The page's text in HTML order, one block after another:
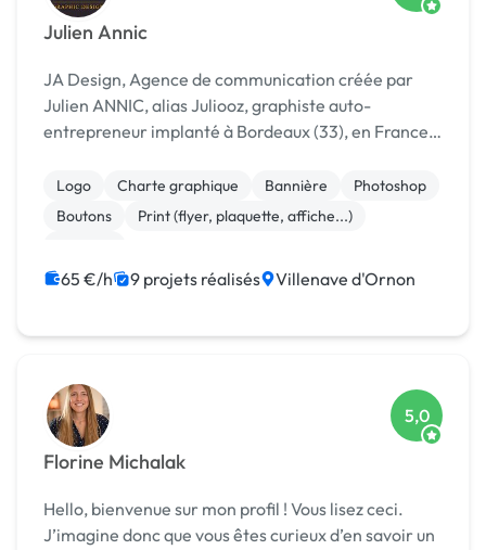
Julien Annic
JA Design, Agence de communication créée par
Julien ANNIC, alias Juliooz, graphiste auto-
entrepreneur implanté à Bordeaux (33), en France.
confiance privilégiée. De la création à la livraison du
...
Logo Charte graphique Bannière
Photoshop
Boutons
Print (flyer, plaquette, affiche...)
65 €/h 9 projets réalisés Villenave d'Ornon
Florine Michalak
5,0
Hello, bienvenue sur mon profil ! Vous lisez ceci.
J’imagine donc que vous êtes curieux d’en savoir un